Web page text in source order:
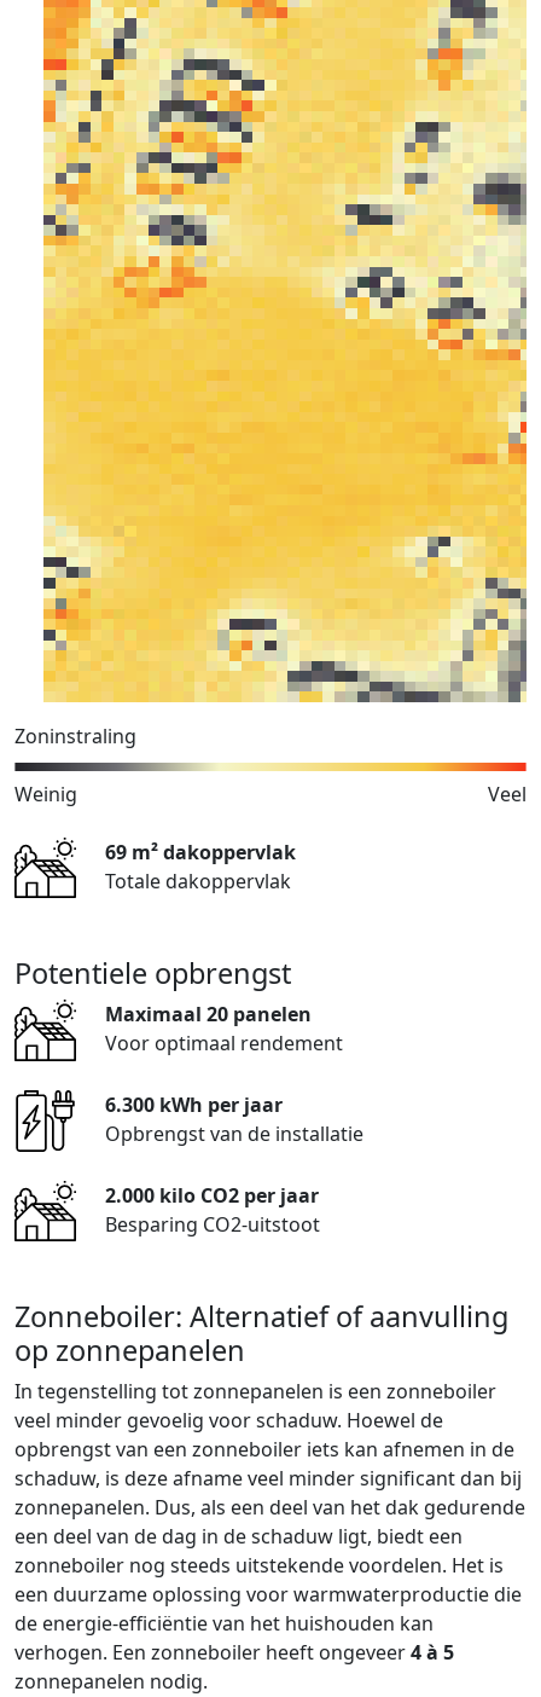
Zoninstraling
Weinig Veel
69 m² dakoppervlak
Totale dakoppervlak
Potentiele opbrengst
Maximaal 20 panelen
Voor optimaal rendement
6.300 kWh per jaar
Opbrengst van de installatie
2.000 kilo CO2 per jaar
Besparing CO2-uitstoot
Zonneboiler: Alternatief of aanvulling
op zonnepanelen
In tegenstelling tot zonnepanelen is een zonneboiler
veel minder gevoelig voor schaduw. Hoewel de
opbrengst van een zonneboiler iets kan afnemen in de
schaduw, is deze afname veel minder significant dan bij
zonnepanelen. Dus, als een deel van het dak gedurende
een deel van de dag in de schaduw ligt, biedt een
zonneboiler nog steeds uitstekende voordelen. Het is
een duurzame oplossing voor warmwaterproductie die
de energie-efficiëntie van het huishouden kan
verhogen. Een zonneboiler heeft ongeveer4 à 5
zonnepanelen nodig.